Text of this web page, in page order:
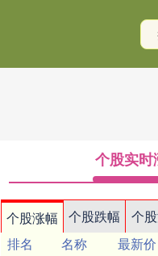
个股实时
个股涨幅 个股跌幅 个
排名
名称 最新价